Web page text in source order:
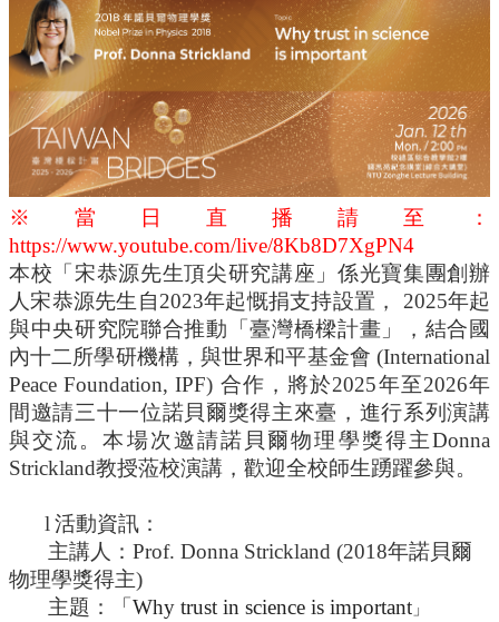
English
關
於
中
心
教
學
單
共
通
課
程
資
訊
通
識
中
※當日直播請至：
https://www.youtube.com/live/8Kb8D7XgPN4
本校「宋恭源先生頂尖研究講座」係光寶集團創辦
人宋恭源先生自2023年起慨捐支持設置， 2025年起
與中央研究院聯合推動「臺灣橋樑計畫」，結合國
內十二所學研機構，與世界和平基金會 (International
Peace Foundation, IPF) 合作，將於2025年至2026年
間邀請三十一位諾貝爾獎得主來臺，進行系列演講
與交流。本場次邀請諾貝爾物理學獎得主Donna
Strickland教授蒞校演講，歡迎全校師生踴躍參與。
l活動資訊：
主講人： Prof. Donna Strickland (2018年諾貝爾
物理學獎得主)
主題：「 Why trust in science is important 」